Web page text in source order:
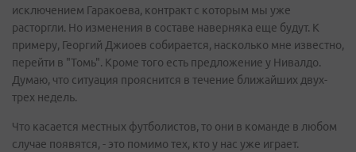
исключением Гаракоева, контракт с которым мы уже
расторгли. Но изменения в составе наверняка еще будут. К
примеру, Георгий Джиоев собирается, насколько мне известно,
перейти в "Томь". Кроме того есть предложение у Нивалдо.
Думаю, что ситуация прояснится в течение ближайших двух-
трех недель.
Что касается местных футболистов, то они в команде в любом
случае появятся, - это помимо тех, кто у нас уже играет.